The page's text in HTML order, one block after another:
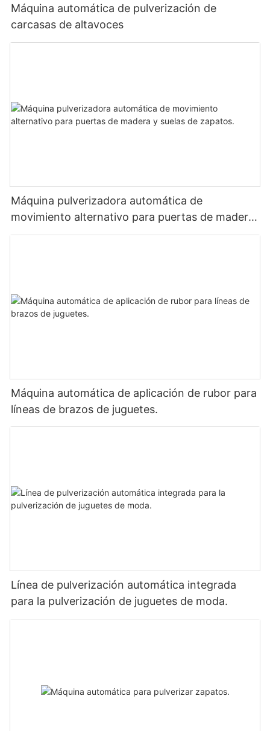
Máquina automática de pulverización de
carcasas de altavoces
Máquina pulverizadora automática de
movimiento alternativo para puertas de madera
y suelas de zapatos.
Máquina automática de aplicación de rubor para
líneas de brazos de juguetes.
Línea de pulverización automática integrada
para la pulverización de juguetes de moda.